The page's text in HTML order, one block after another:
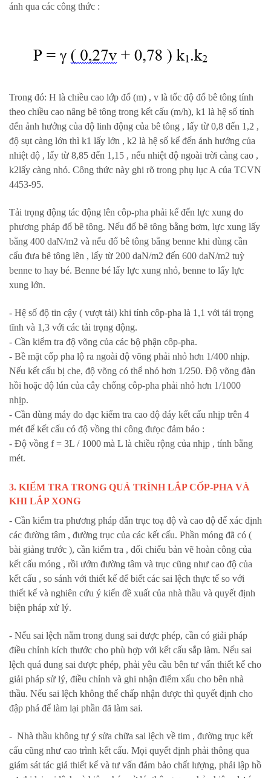
ánh qua các công thức :
Trong đó: H là chiều cao lớp đổ (m) , v là tốc độ đổ bê tông tính
theo chiều cao nâng bê tông trong kết cấu (m/h), k1 là hệ số tính
đến ảnh hưởng của độ linh động của bê tông , lấy từ 0,8 đến 1,2 ,
độ sụt càng lớn thì k1 lấy lớn , k2 là hệ số kể đến ảnh hưởng của
nhiệt độ , lấy từ 8,85 đến 1,15 , nếu nhiệt độ ngoài trời càng cao ,
k2lấy càng nhỏ. Công thức này ghi rõ trong phụ lục A của TCVN
4453-95.
Tải trọng động tác động lên côp-pha phải kể đến lực xung do
phương pháp đổ bê tông. Nếu đổ bê tông bằng bơm, lực xung lấy
bằng 400 daN/m2 và nếu đổ bê tông bằng benne khi dùng cần
cẩu đưa bê tông lên , lấy từ 200 daN/m2 đến 600 daN/m2 tuỳ
benne to hay bé. Benne bé lấy lực xung nhỏ, benne to lấy lực
xung lớn.
- Hệ số độ tin cậy ( vượt tải) khi tính côp-pha là 1,1 với tải trọng
tĩnh và 1,3 với các tải trọng động.
- Cần kiểm tra độ võng của các bộ phận côp-pha.
- Bề mặt cốp pha lộ ra ngoài độ võng phải nhỏ hơn 1/400 nhịp.
Nếu kết cấu bị che, độ võng có thể nhỏ hơn 1/250. Độ võng đàn
hồi hoặc độ lún của cây chống côp-pha phải nhỏ hơn 1/1000
nhịp.
- Cần dùng máy đo đạc kiểm tra cao độ đáy kết cấu nhịp trên 4
mét để kết cấu có độ vồng thi công đưọc đảm bảo :
- Độ vồng f = 3L / 1000 mà L là chiều rộng của nhịp , tính bằng
mét.
3. KIỂM TRA TRONG QUÁ TRÌNH LẮP CỐP-PHA VÀ
KHI LẮP XONG
- Cần kiểm tra phương pháp dẫn trục toạ độ và cao độ để xác định
các đường tâm , đường trục của các kết cấu. Phần móng đã có (
bài giảng trước ), cần kiểm tra , đối chiếu bản vẽ hoàn công của
kết cấu móng , rồi ướm đường tâm và trục cũng như cao độ của
kết cấu , so sánh với thiết kế để biết các sai lệch thực tế so với
thiết kế và nghiên cứu ý kiến đề xuất của nhà thầu và quyết định
biện pháp xử lý.
- Nếu sai lệch nằm trong dung sai được phép, cần có giải pháp
điều chỉnh kích thước cho phù hợp với kết cấu sắp làm. Nếu sai
lệch quá dung sai được phép, phải yêu cầu bên tư vấn thiết kế cho
giải pháp sử lý, điều chỉnh và ghi nhận điểm xấu cho bên nhà
thầu. Nếu sai lệch không thể chấp nhận được thì quyết định cho
đập phá để làm lại phần đã làm sai.
- Nhà thầu không tự ý sửa chữa sai lệch về tim , đường trục kết
cấu cũng như cao trình kết cấu. Mọi quyết định phải thông qua
giám sát tác giả thiết kế và tư vấn đảm bảo chất lượng, phải lập hồ